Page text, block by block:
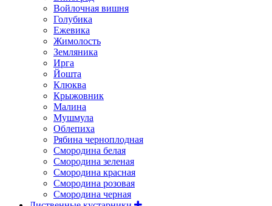
Войлочная вишня
Голубика
Ежевика
Жимолость
Земляника
Ирга
Йошта
Клюква
Крыжовник
Малина
Мушмула
Облепиха
Рябина черноплодная
Смородина белая
Смородина зеленая
Смородина красная
Смородина розовая
Смородина черная